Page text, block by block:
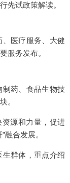
先试政策解读。
医疗服务、大健
服务发布。
药、食品生物技
。
资源和力量，促进
融合发展。
生群体，重点介绍